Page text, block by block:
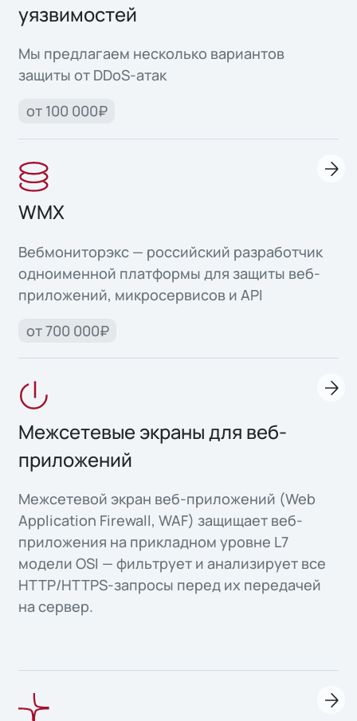
уязвимостей
Мы предлагаем несколько вариантов
защиты от DDoS-атак
от 100 000₽
WMX
Вебмониторэкс — российский разработчик
одноименной платформы для защиты веб-
приложений, микросервисов и API
от 700 000₽
Межсетевые экраны для веб-
приложений
Межсетевой экран веб-приложений (Web
Application Firewall, WAF) защищает веб-
приложения на прикладном уровне L7
модели OSI — фильтрует и анализирует все
HTTP/HTTPS-запросы перед их передачей
на сервер.